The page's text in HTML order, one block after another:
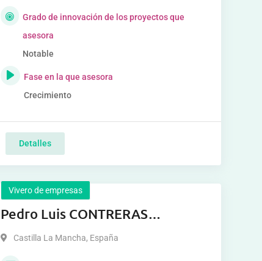
Grado de innovación de los proyectos que
asesora
Notable
Fase en la que asesora
Crecimiento
Detalles
Vivero de empresas
Pedro Luis CONTRERAS
MELGARES
Castilla La Mancha, España